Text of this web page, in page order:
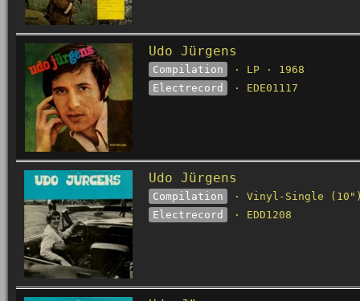
Udo Jürgens
Compilation
· LP · 1968
Electrecord
· EDE01117
Udo Jürgens
Compilation
· Vinyl-Single
Electrecord
· EDD1208